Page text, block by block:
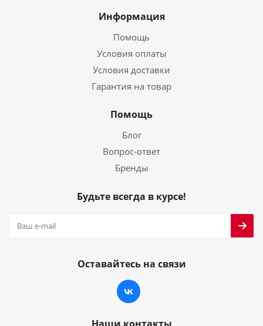
Информация
Помощь
Условия оплаты
Условия доставки
Гарантия на товар
Помощь
Блог
Вопрос-ответ
Бренды
Будьте всегда в курсе!
Оставайтесь на связи